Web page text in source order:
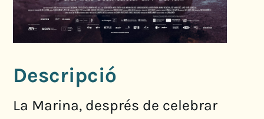
Descripció
La Marina, després de celebrar